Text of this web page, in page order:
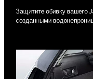
Защитите обивку вашего
созданными